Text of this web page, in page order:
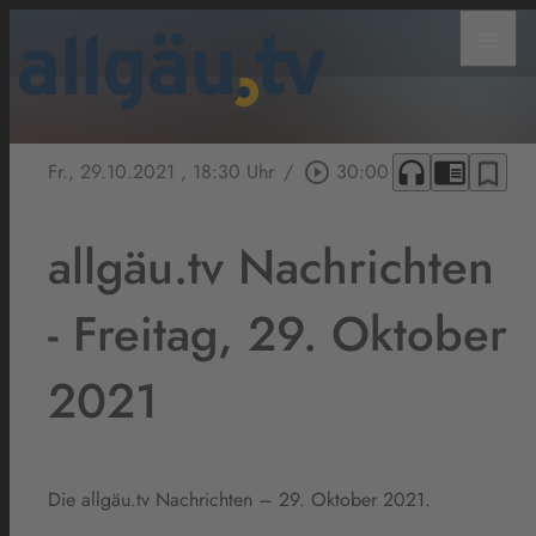
Fr., 29.10.2021 , 18:30 Uhr / play_circle_outline 30:00 headphones chrome_reader_mode bookmark_border
allgäu.tv Nachrichten
- Freitag, 29. Oktober
2021
Die allgäu.tv Nachrichten – 29. Oktober 2021.